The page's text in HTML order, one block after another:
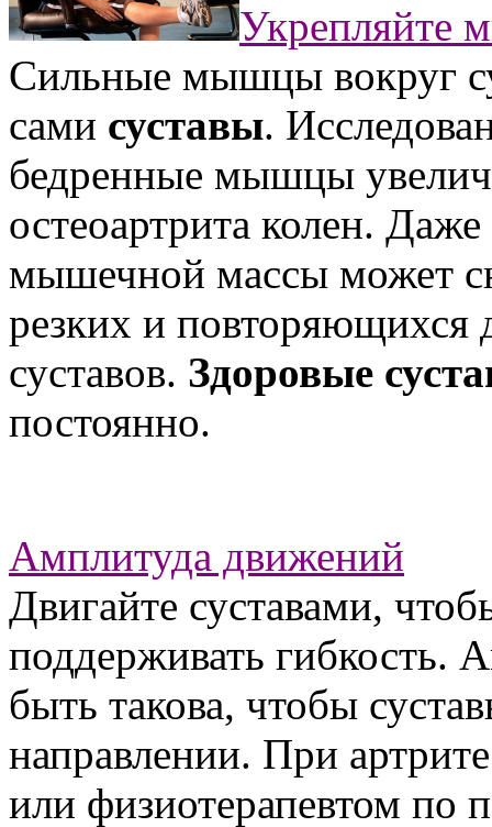
Укрепляйте
Сильные мышцы вокруг
сами суставы.
бедренные мышцы
остеоартрита колен.
мышечной массы может
резких и
суставов. Здоровые
постоянно.
Амплитуда движений
Двигайте суставами,
поддерживать гибкость.
быть такова, чтобы
направлении. При
или физиотерапевтом по